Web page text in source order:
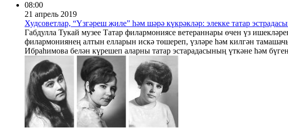
08:00
21 апрель 2019
Худсоветлар, “Үзгәреш җиле” һәм шәрә күкрәкләр: элекке татар
Габдулла Тукай музее Татар филармониясе ветераннары өчен үз
филармониянең алтын елларын искә төшереп, үзләре һәм килгән
Ибраһимова белән күрешеп аларны татар эстарадасының үткәне һәм